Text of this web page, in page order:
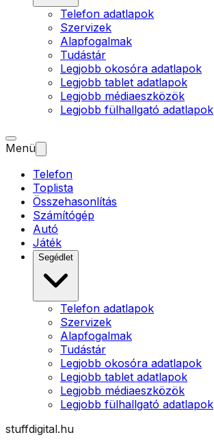
Telefon adatlapok
Szervizek
Alapfogalmak
Tudástár
Legjobb okosóra adatlapok
Legjobb tablet adatlapok
Legjobb médiaeszközök
Legjobb fülhallgató adatlapok
Menü
Telefon
Toplista
Összehasonlítás
Számítógép
Autó
Játék
Segédlet
Telefon adatlapok
Szervizek
Alapfogalmak
Tudástár
Legjobb okosóra adatlapok
Legjobb tablet adatlapok
Legjobb médiaeszközök
Legjobb fülhallgató adatlapok
stuffdigital.hu